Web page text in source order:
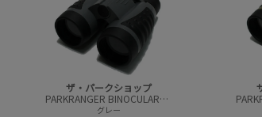
ザ・パークショップ
PARKRANGER BINOCULARS(コンパクト双眼鏡)
グレー